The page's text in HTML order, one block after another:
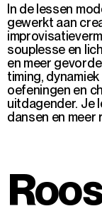
In de lessen
gewerkt aan
souplesse en
en meer
timing,
oefeningen en
uitdagender. Je
dansen en meer